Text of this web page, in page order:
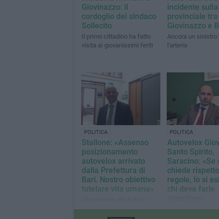
Giovinazzo: il
cordoglio del sindaco
Sollecito
Il primo cittadino ha fatto
visita ai giovanissimi feriti
incidente sulla
provinciale tra
Giovinazzo e
Ancora un sinistro
l'arteria
POLITICA
Stallone: «Assenso
posizionamento
autovelox arrivato
dalla Prefettura di
Bari. Nostro obiettivo
tutelare vita umana»
Locale controreplica al
Consigliere del Partito
POLITICA
Autovelox
Santo Spirito,
Saracino: «Se
chiede rispetto
regole, lo si
chi deve farle
Terzo capitolo